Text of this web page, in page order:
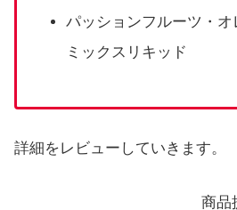
パッションフルーツ・
ミックスリキッド
詳細をレビューしていきます。
商品